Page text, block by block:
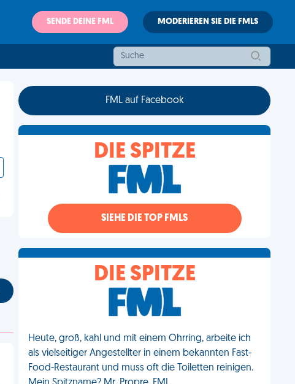
SENDE DEINE FML MODERIEREN SIE DIE FMLS
FML auf Facebook
DIE SPITZE
SIEHE DIE TOP FMLS
DIE SPITZE
Heute, groß, kahl und mit einem Ohrring, arbeite ich
als vielseitiger Angestellter in einem bekannten Fast-
Food-Restaurant und muss oft die Toiletten reinigen.